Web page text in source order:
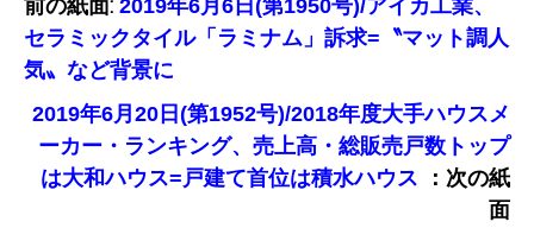
2019年6月6日(第1950号)/アイカ工業、
セラミックタイル「ラミナム」訴求=〝マット調人
気〟など背景に
2019年6月20日(第1952号)/2018年度大手ハウスメ
ーカー・ランキング、売上高・総販売戸数トップ
は大和ハウス=戸建て首位は積水ハウス
：次の紙
面